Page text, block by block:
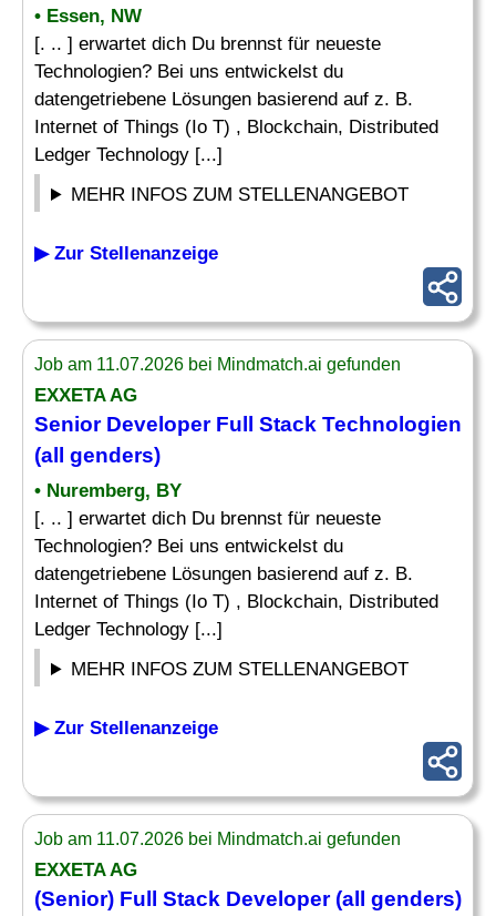
• Essen, NW
[. .. ] erwartet dich Du brennst für neueste
Technologien? Bei uns entwickelst du
datengetriebene Lösungen basierend auf z. B.
Internet of Things (Io T) , Blockchain, Distributed
Ledger Technology [...]
MEHR INFOS ZUM STELLENANGEBOT
▶ Zur Stellenanzeige
Job am 11.07.2026 bei Mindmatch.ai gefunden
EXXETA AG
Senior DeveloperFull Stack Technologien
(all genders)
• Nuremberg, BY
[. .. ] erwartet dich Du brennst für neueste
Technologien? Bei uns entwickelst du
datengetriebene Lösungen basierend auf z. B.
Internet of Things (Io T) , Blockchain, Distributed
Ledger Technology [...]
MEHR INFOS ZUM STELLENANGEBOT
▶ Zur Stellenanzeige
Job am 11.07.2026 bei Mindmatch.ai gefunden
EXXETA AG
(Senior) Full Stack Developer(all genders)